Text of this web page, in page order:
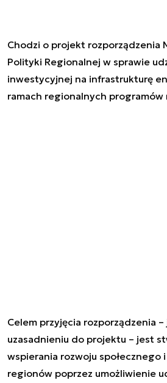
Chodzi o projekt rozporządzenia
Polityki Regionalnej w sprawie
inwestycyjnej na infrastrukturę
ramach regionalnych programów
Celem przyjęcia rozporządzenia
uzasadnieniu do projektu – jest
wspierania rozwoju społecznego
regionów poprzez umożliwienie